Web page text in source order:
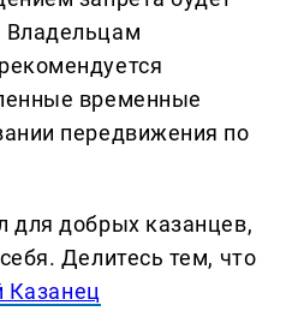
временные
передвижения по
для добрых казанцев,
Делитеcь тем, что
Казанец